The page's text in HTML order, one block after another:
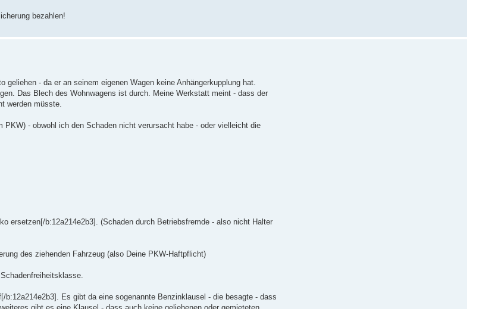
bezahlen!
- da er an seinem eigenen Wagen keine Anhängerkupplung hat.
Das Blech des Wohnwagens ist durch. Meine Werkstatt meint - dass der
werden müsste.
- obwohl ich den Schaden nicht verursacht habe - oder vielleicht die
ersetzen[/b:12a214e2b3]. (Schaden durch Betriebsfremde - also nicht Halter
des ziehenden Fahrzeug (also Deine PKW-Haftpflicht)
Es gibt da eine sogenannte Benzinklausel - die besagte - dass